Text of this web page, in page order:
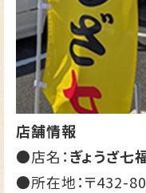
店舗情報
●店名：ぎょうざ七
●所在地：〒432-